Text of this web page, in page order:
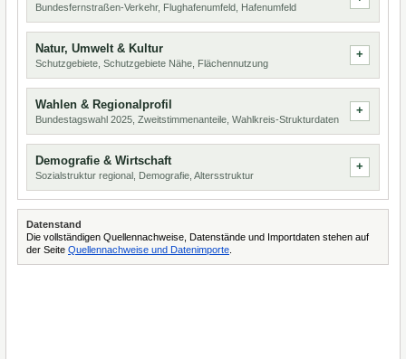
Bundesfernstraßen-Verkehr, Flughafenumfeld, Hafenumfeld
Natur, Umwelt & Kultur
Schutzgebiete, Schutzgebiete Nähe, Flächennutzung
Wahlen & Regionalprofil
Bundestagswahl 2025, Zweitstimmenanteile, Wahlkreis-Strukturdaten
Demografie & Wirtschaft
Sozialstruktur regional, Demografie, Altersstruktur
Datenstand
Die vollständigen Quellennachweise, Datenstände und Importdaten stehen auf
der Seite Quellennachweise und Datenimporte